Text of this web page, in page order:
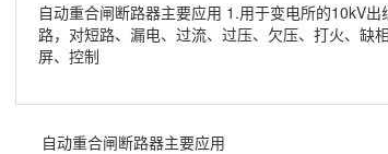
自动重合闸断路器主要应用 1.用于变电所的10kV
路，对短路、漏电、过流、过压、欠压、打火、缺
屏、控制
自动重合闸断路器主要应用